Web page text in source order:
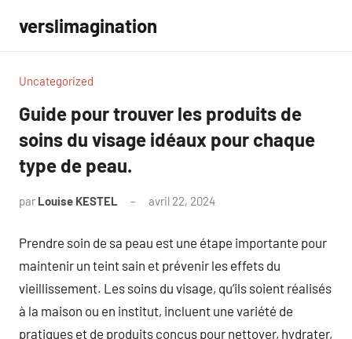
contenu
verslimagination
Uncategorized
Guide pour trouver les produits de
soins du visage idéaux pour chaque
type de peau.
par Louise KESTEL avril 22, 2024
Prendre soin de sa peau est une étape importante pour
maintenir un teint sain et prévenir les effets du
vieillissement. Les soins du visage, qu’ils soient réalisés
à la maison ou en institut, incluent une variété de
pratiques et de produits conçus pour nettoyer, hydrater,